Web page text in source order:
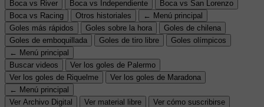
Boca vs River
Boca vs Independiente
Boca vs San Lorenzo
Boca vs Racing
Otros historiales
← Menú principal
Goles más rápidos
Goles sobre la hora
Goles de chilena
Goles de emboquillada
Goles de tiro libre
Goles olímpicos
← Menú principal
Buscar videos
Ver los goles de Palermo
Ver los goles de Riquelme
Ver los goles de Maradona
← Menú principal
Ver Archivo Digital
Ver material libre
Ver cómo suscribirse